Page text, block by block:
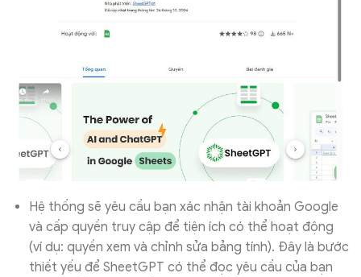
Hệ thống sẽ yêu cầu bạn xác nhận tài khoản Google
và cấp quyền truy cập để tiện ích có thể hoạt động
(ví dụ: quyền xem và chỉnh sửa bảng tính). Đây là bước
thiết yếu để SheetGPT có thể đọc yêu cầu của bạn